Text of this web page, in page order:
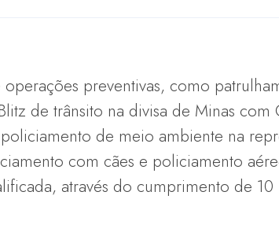
preventivas, como
de trânsito na divisa de Minas com
de meio ambiente na
com cães e policiamento
através do cumprimento de 10